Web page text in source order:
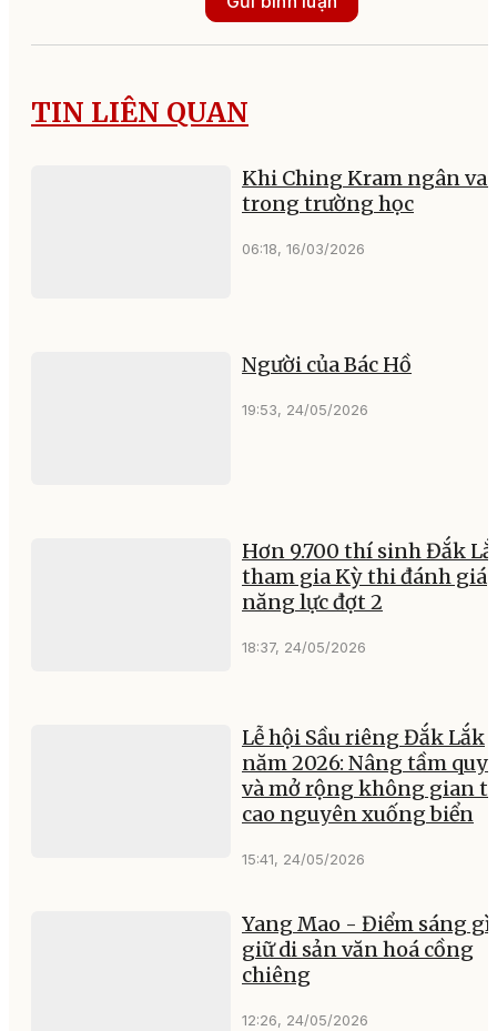
TIN LIÊN QUAN
Khi Ching Kram ngân
trong trường học
06:18, 16/03/2026
Người của Bác Hồ
19:53, 24/05/2026
Hơn 9.700 thí sinh Đắk
tham gia Kỳ thi đánh giá
năng lực đợt 2
18:37, 24/05/2026
Lễ hội Sầu riêng Đắk Lắk
năm 2026: Nâng tầm quy
và mở rộng không gian
cao nguyên xuống biển
15:41, 24/05/2026
Yang Mao - Điểm sáng
giữ di sản văn hoá cồng
chiêng
12:26, 24/05/2026